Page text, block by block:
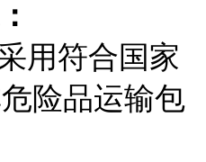
用符合国家
险品运输包